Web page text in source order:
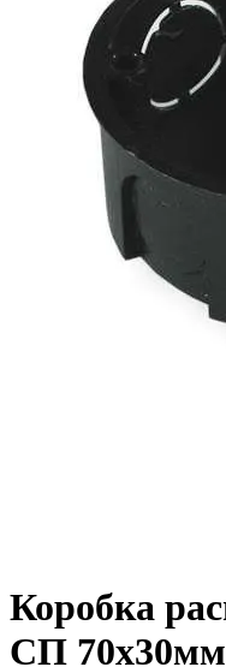
Коробка
СП